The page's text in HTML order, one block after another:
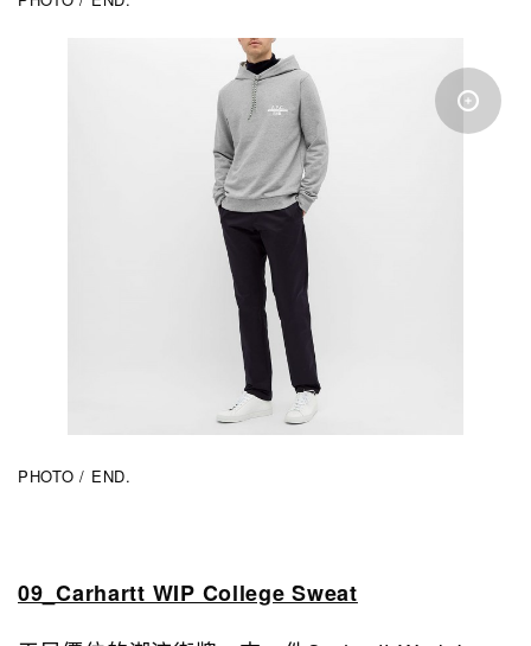
PHOTO / END.
09_Carhartt WIP College Sweat